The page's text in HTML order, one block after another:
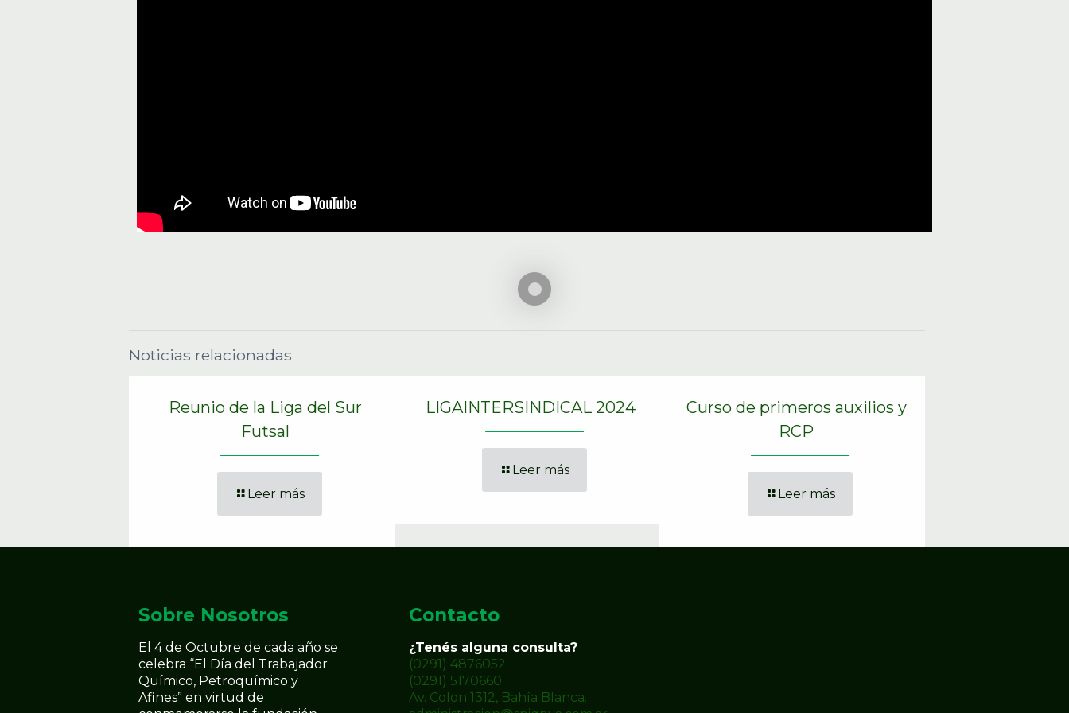
Noticias relacionadas
Reunio de la Liga del Sur
Futsal
Leer más
LIGAINTERSINDICAL 2024
Leer más
Curso de primeros auxilios y
RCP
Leer más
Sobre Nosotros
El 4 de Octubre de cada año se
celebra “El Día del Trabajador
Químico, Petroquímico y
Afines” en virtud de
Contacto
¿Tenés alguna consulta?
(0291) 4876052
(0291) 5170660
Av. Colon 1312, Bahía Blanca.